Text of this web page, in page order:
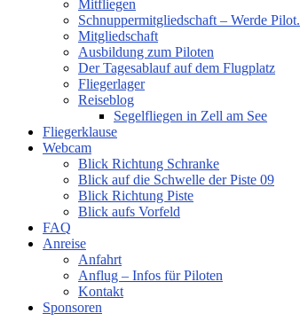
Mitfliegen
Schnuppermitgliedschaft – Werde Pilot.
Mitgliedschaft
Ausbildung zum Piloten
Der Tagesablauf auf dem Flugplatz
Fliegerlager
Reiseblog
Segelfliegen in Zell am See
Fliegerklause
Webcam
Blick Richtung Schranke
Blick auf die Schwelle der Piste 09
Blick Richtung Piste
Blick aufs Vorfeld
FAQ
Anreise
Anfahrt
Anflug – Infos für Piloten
Kontakt
Sponsoren